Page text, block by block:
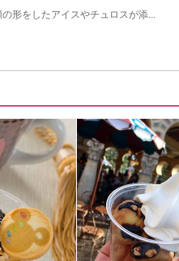
形をしたアイスやチュロスが添...